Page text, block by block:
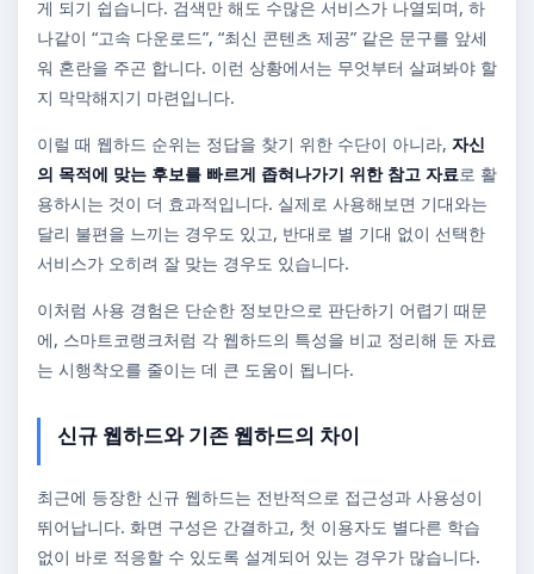
게 되기 쉽습니다. 검색만 해도 수많은 서비스가 나열되며, 하
나같이 “고속 다운로드”, “최신 콘텐츠 제공” 같은 문구를 앞세
워 혼란을 주곤 합니다. 이런 상황에서는 무엇부터 살펴봐야 할
지 막막해지기 마련입니다.
이럴 때 웹하드 순위는 정답을 찾기 위한 수단이 아니라, 자신
의 목적에 맞는 후보를 빠르게 좁혀나가기 위한 참고 자료로 활
용하시는 것이 더 효과적입니다. 실제로 사용해보면 기대와는
달리 불편을 느끼는 경우도 있고, 반대로 별 기대 없이 선택한
서비스가 오히려 잘 맞는 경우도 있습니다.
이처럼 사용 경험은 단순한 정보만으로 판단하기 어렵기 때문
에, 스마트코랭크처럼 각 웹하드의 특성을 비교 정리해 둔 자료
는 시행착오를 줄이는 데 큰 도움이 됩니다.
신규 웹하드와 기존 웹하드의 차이
최근에 등장한 신규 웹하드는 전반적으로 접근성과 사용성이
뛰어납니다. 화면 구성은 간결하고, 첫 이용자도 별다른 학습
없이 바로 적응할 수 있도록 설계되어 있는 경우가 많습니다.